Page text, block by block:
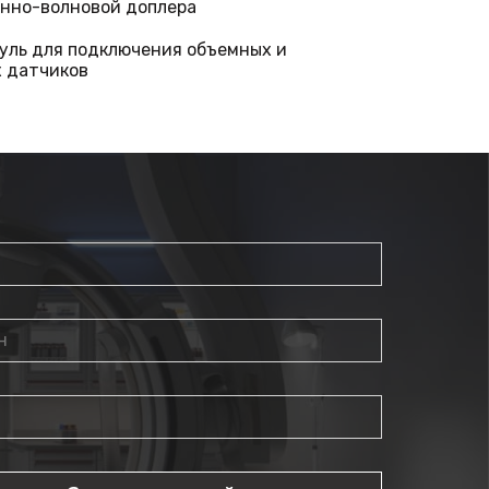
волновой доплера
для подключения объемных и
- программное обеспечение для
- программное обеспечение для
с применением контрастных веществ.
линейных и внутриполостных
Quantification Analysis Software -
с применением контрастных веществ
UWN Contrast Imaging)
обеспечение для автоматического